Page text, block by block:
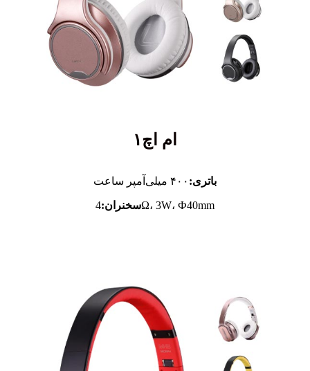
ام اچ۱
باتری: ۴۰۰ میلی‌آمپر ساعت
سخنران:4Ω، 3W، Ф40mm